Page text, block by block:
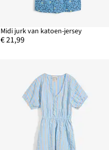
Midi jurk van katoen-jersey
€ 21,99